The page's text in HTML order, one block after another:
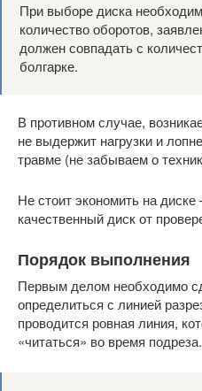
При выборе диска
количество оборотов,
должен совпадать с
болгарке.
В противном случае,
не выдержит нагрузки и
травме (не забываем о
Не стоит экономить на
качественный диск от
Порядок выполнения
Первым делом необходимо
определиться с линией
проводится ровная линия,
«читаться» во время подреза.